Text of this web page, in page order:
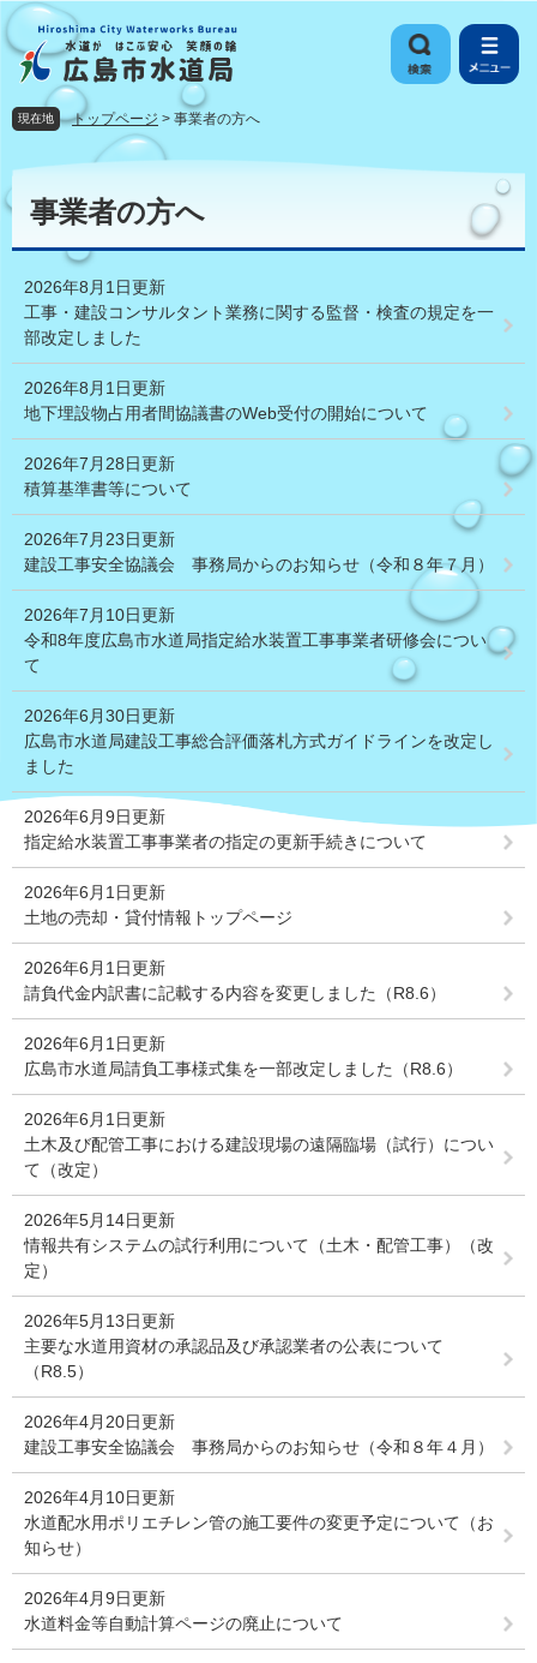
ペ
ー
先
。
メ
ニ
を
て
現在地 トップページ > 事業者の方へ
本
事業者の方へ
2026年8月1日更新
工事・建設コンサルタント業務に関する監督・検査の規定を一
部改定しました
2026年8月1日更新
地下埋設物占用者間協議書のWeb受付の開始について
2026年7月28日更新
積算基準書等について
2026年7月23日更新
建設工事安全協議会 事務局からのお知らせ（令和８年７月）
2026年7月10日更新
令和8年度広島市水道局指定給水装置工事事業者研修会につい
て
2026年6月30日更新
広島市水道局建設工事総合評価落札方式ガイドラインを改定し
ました
2026年6月9日更新
指定給水装置工事事業者の指定の更新手続きについて
2026年6月1日更新
土地の売却・貸付情報トップページ
2026年6月1日更新
請負代金内訳書に記載する内容を変更しました（R8.6）
2026年6月1日更新
広島市水道局請負工事様式集を一部改定しました（R8.6）
2026年6月1日更新
土木及び配管工事における建設現場の遠隔臨場（試行）につい
て（改定）
2026年5月14日更新
情報共有システムの試行利用について（土木・配管工事）（改
定）
2026年5月13日更新
主要な水道用資材の承認品及び承認業者の公表について
（R8.5）
2026年4月20日更新
建設工事安全協議会 事務局からのお知らせ（令和８年４月）
2026年4月10日更新
水道配水用ポリエチレン管の施工要件の変更予定について（お
知らせ）
2026年4月9日更新
水道料金等自動計算ページの廃止について